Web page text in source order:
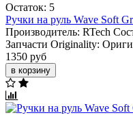
Остаток: 5
Ручки на руль Wave Soft
Производитель: RTech
Запчасти Originality:
1350 руб
в корзину